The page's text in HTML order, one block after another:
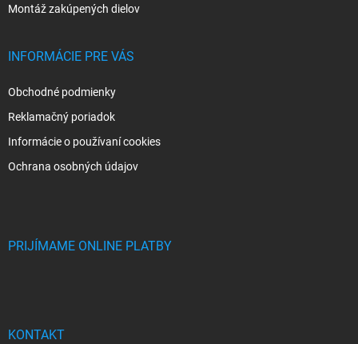
Montáž zakúpených dielov
INFORMÁCIE PRE VÁS
Obchodné podmienky
Reklamačný poriadok
Informácie o používaní cookies
Ochrana osobných údajov
PRIJÍMAME ONLINE PLATBY
KONTAKT